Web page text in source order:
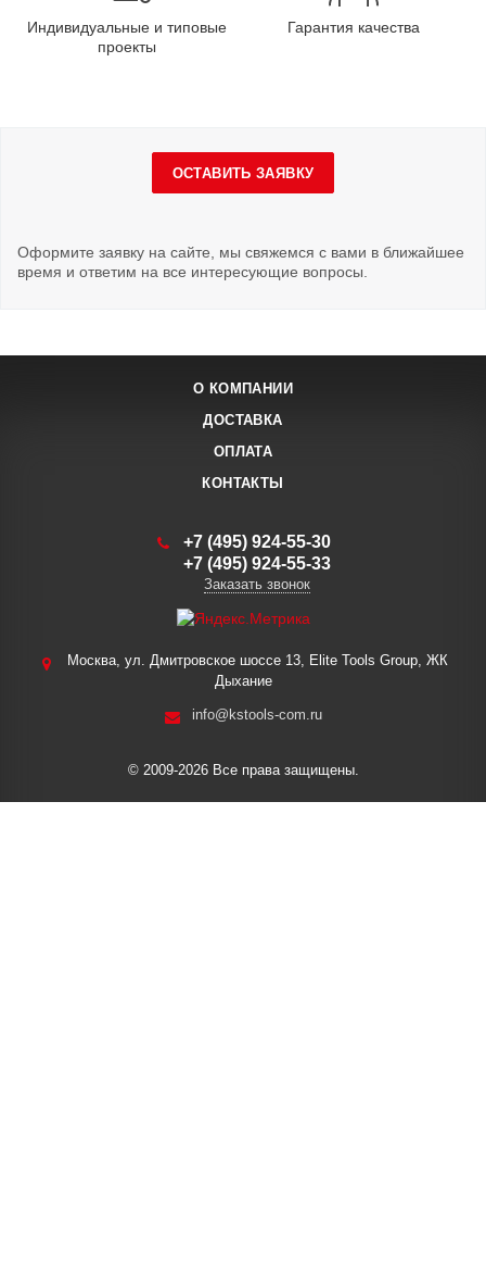
Индивидуальные и типовые
проекты
Гарантия качества
ОСТАВИТЬ ЗАЯВКУ
Оформите заявку на сайте, мы свяжемся с вами в ближайшее
время и ответим на все интересующие вопросы.
О КОМПАНИИ
ДОСТАВКА
ОПЛАТА
КОНТАКТЫ
+7 (495) 924-55-30
+7 (495) 924-55-33
Заказать звонок
Москва, ул. Дмитровское шоссе 13, Elite Tools Group, ЖК
Дыхание
info@kstools-com.ru
© 2009-2026 Все права защищены.